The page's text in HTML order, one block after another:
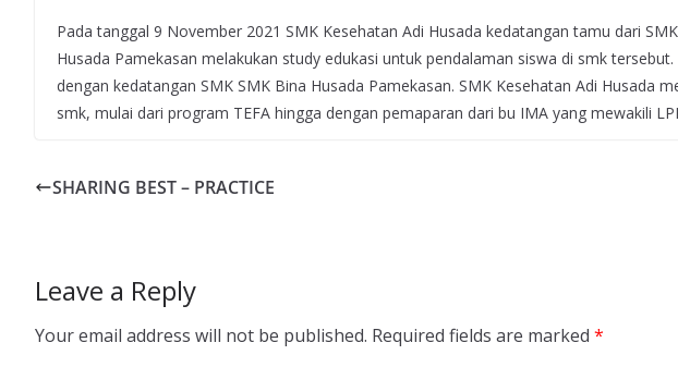
Pada tanggal 9 November 2021 SMK Kesehatan Adi Husada kedatangan tamu dari
Husada Pamekasan melakukan study edukasi untuk pendalaman siswa di smk
dengan kedatangan SMK SMK Bina Husada Pamekasan. SMK Kesehatan Adi Husada
smk, mulai dari program TEFA hingga dengan pemaparan dari bu IMA yang mewakili
SHARING BEST – PRACTICE
Leave a Reply
Your email address will not be published. Required fields are marked *